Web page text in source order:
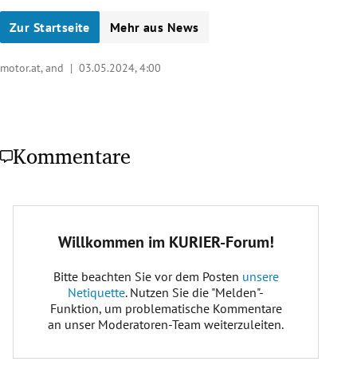
Zur Startseite Mehr aus News
motor.at, and | 03.05.2024, 4:00
Kommentare